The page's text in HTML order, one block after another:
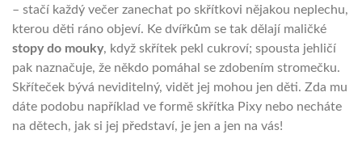
– stačí každý večer zanechat po skřítkovi nějakou neplechu,
kterou děti ráno objeví. Ke dvířkům se tak dělají maličké
stopy do mouky, když skřítek pekl cukroví; spousta jehličí
pak naznačuje, že někdo pomáhal se zdobením stromečku.
Skříteček bývá neviditelný, vidět jej mohou jen děti. Zda mu
dáte podobu například ve formě skřítka Pixy nebo necháte
na dětech, jak si jej představí, je jen a jen na vás!